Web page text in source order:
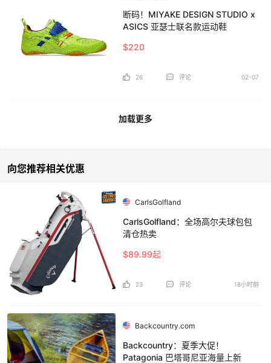
断码！MIYAKE DESIGN STUDIO x
ASICS 亚瑟士联名款运动鞋
$220
26 评论 02-07
加载更多
向您推荐相关优惠
CarlsGolfland
CarlsGolfland：全场高尔夫球包包
清仓热卖
$89.99起
23 评论 18小时前
Backcountry.com
Backcountry：夏季大促！
Patagonia 巴塔哥尼亚海量上新